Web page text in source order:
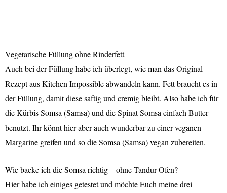
Vegetarische Füllung ohne Rinderfett
Auch bei der Füllung habe ich überlegt, wie man das Original
Rezept aus Kitchen Impossible abwandeln kann. Fett braucht es in
der Füllung, damit diese saftig und cremig bleibt. Also habe ich für
die Kürbis Somsa (Samsa) und die Spinat Somsa einfach Butter
benutzt. Ihr könnt hier aber auch wunderbar zu einer veganen
Margarine greifen und so die Somsa (Samsa) vegan zubereiten.
Wie backe ich die Somsa richtig – ohne Tandur Ofen?
Hier habe ich einiges getestet und möchte Euch meine drei